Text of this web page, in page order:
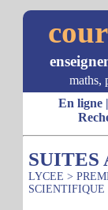
maths,
En ligne|
SUITES
LYCEE >
SCIENTIFIQUE